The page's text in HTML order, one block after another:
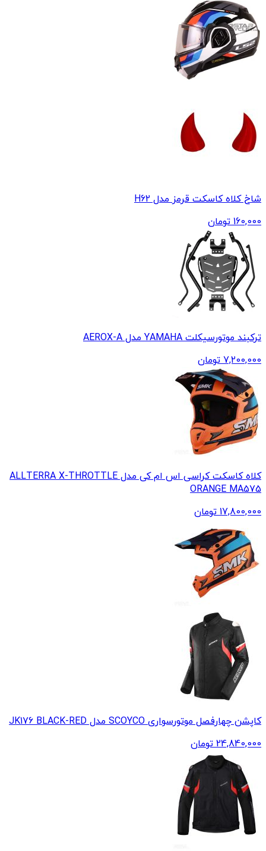
شاخ کلاه کاسکت قرمز مدل H62
160,000 تومان
ترکبند موتورسیکلت YAMAHA مدل AEROX-A
7,200,000 تومان
کلاه کاسکت کراسی اس ام کی مدل ALLTERRA X-THROTTLE
ORANGE MA575
17,800,000 تومان
کاپشن چهارفصل موتورسواری SCOYCO مدل JK176 BLACK-RED
24,840,000 تومان